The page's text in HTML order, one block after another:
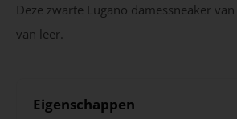
Deze zwarte Lugano damessneaker
van leer.
Eigenschappen